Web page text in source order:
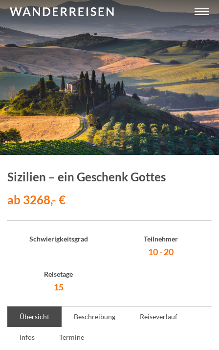
Sizilien – ein Geschenk Gottes
ab 3268,- €
Schwierigkeitsgrad Teilnehmer
10 - 20
Reisetage
15
Übersicht Beschreibung Reiseverlauf
Infos Termine